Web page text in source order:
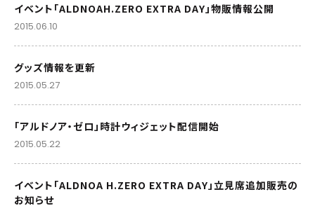
イベント「ALDNOAH.ZERO EXTRA DAY」物販情報公開
2015.06.10
グッズ情報を更新
2015.05.27
「アルドノア・ゼロ」時計ウィジェット配信開始
2015.05.22
イベント「ALDNOA H.ZERO EXTRA DAY」立見席追加販売の
お知らせ